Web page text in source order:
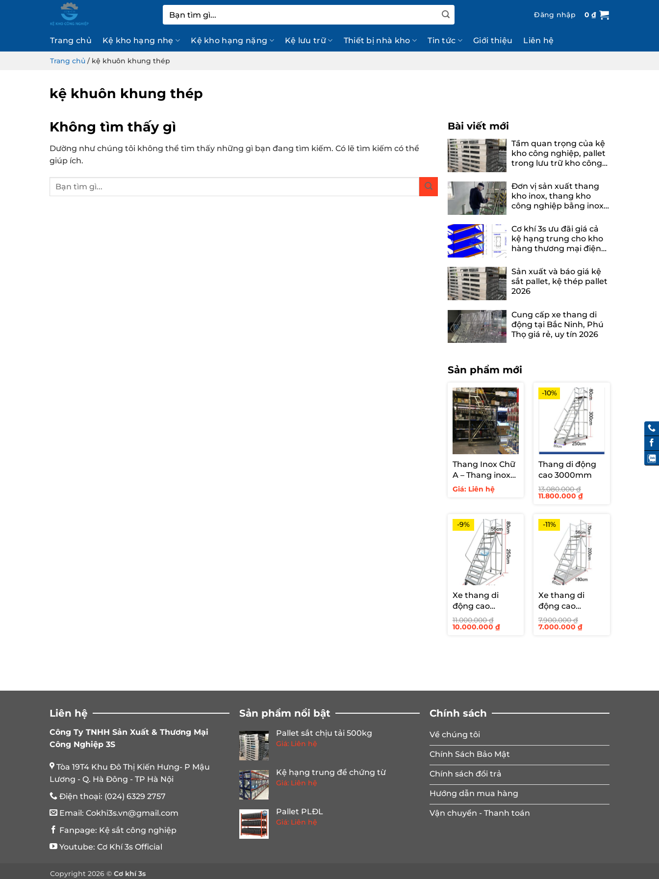
kiếm:
Đăng nhập 0₫
Trang chủ Kệ kho hạng nhẹ Kệ kho hạng nặng Kệ lưu trữ Thiết bị nhà kho Tin tức Giới thiệu Liên hệ
Trang chủ / kệ khuôn khung thép
kệ khuôn khung thép
Không tìm thấy gì
Dường như chúng tôi không thể tìm thấy những gì bạn đang tìm kiếm. Có lẽ tìm kiếm có thể
giúp ích.
Bài viết mới
Tầm quan trọng của kệ
kho công nghiệp, pallet
trong lưu trữ kho công
Đơn vị sản xuất thang
kho inox, thang kho
công nghiệp bằng inox
Cơ khí 3s ưu đãi giá cả
kệ hạng trung cho kho
hàng thương mại điện
Sản xuất và báo giá kệ
sắt pallet, kệ thép pallet
2026
Cung cấp xe thang di
động tại Bắc Ninh, Phú
Thọ giá rẻ, uy tín 2026
Sản phẩm mới
Thang Inox Chữ
A – Thang inox
hàn cố định cho
Giá: Liên hệ
-10%
Thang di động
cao 3000mm
13.080.000₫
Giá
11.800.000₫Giá
11.800.000 ₫.
-9%
Xe thang di
động cao
2500mm
11.000.000₫
Giá
10.000.000 ₫Giá
-11%
Xe thang di
động cao
2000mm
7.900.000₫
Giá
7.000.000₫Giá
Liên hệ
Công Ty TNHH Sản Xuất & Thương Mại
Công Nghiệp 3S
Tòa 19T4 Khu Đô Thị Kiến Hưng- P Mậu
Lương - Q. Hà Đông - TP Hà Nội
Điện thoại: (024) 6329 2757
Email: Cokhi3s.vn@gmail.com
Fanpage: Kệ sắt công nghiệp
Youtube: Cơ Khí 3s Official
Sản phẩm nổi bật
Pallet sắt chịu tải 500kg
Giá: Liên hệ
Kệ hạng trung để chứng từ
Giá: Liên hệ
Pallet PLĐL
Giá: Liên hệ
Chính sách
Về chúng tôi
Chính Sách Bảo Mật
Chính sách đổi trả
Hướng dẫn mua hàng
Vận chuyển - Thanh toán
Copyright 2026 © Cơ khí 3s